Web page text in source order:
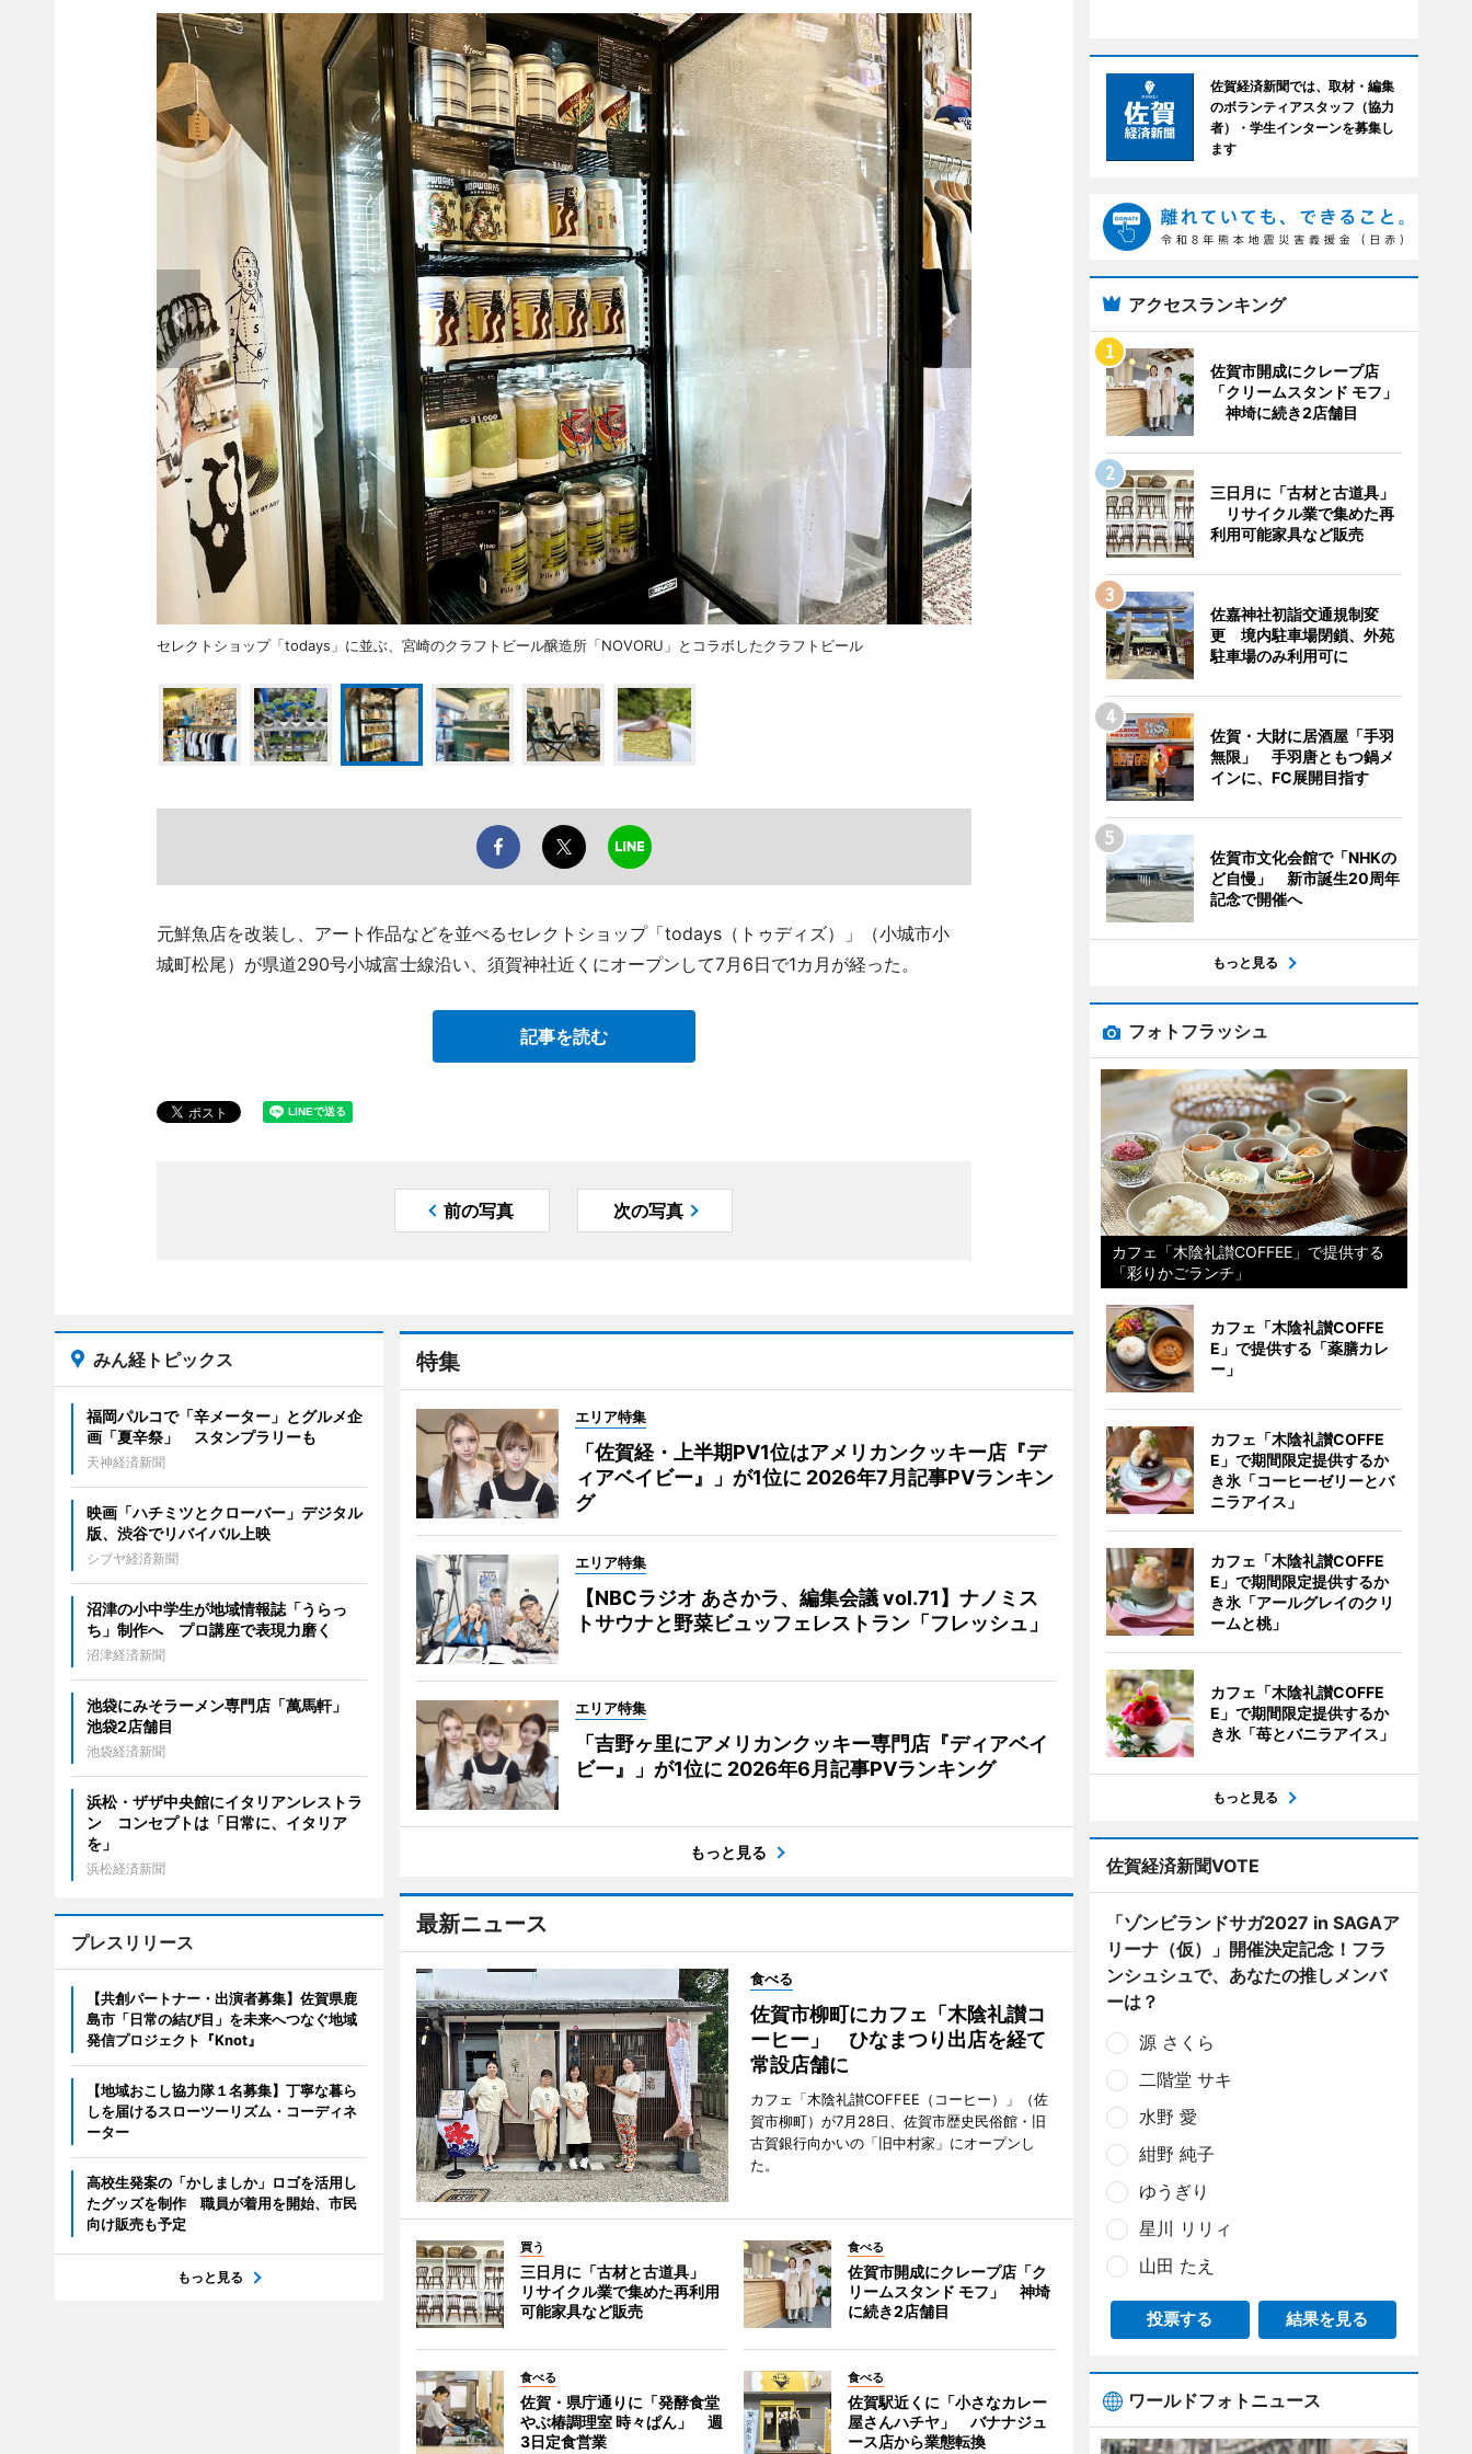
セレクトショップ「todays」に並ぶ、宮崎のクラフトビール醸造所「NOVORU」とコラボしたクラフトビール
元鮮魚店を改装し、アート作品などを並べるセレクトショップ「todays（トゥディズ）」（小城市小
城町松尾）が県道290号小城富士線沿い、須賀神社近くにオープンして7月6日で1カ月が経った。
記事を読む
前の写真 次の写真
特集
エリア特集
「佐賀経・上半期PV1位はアメリカンクッキー店『デ
ィアベイビー』」が1位に 2026年7月記事PVランキン
グ
エリア特集
【NBCラジオ あさかラ、編集会議 vol.71】ナノミス
トサウナと野菜ビュッフェレストラン「フレッシュ」
エリア特集
「吉野ヶ里にアメリカンクッキー専門店『ディアベイ
ビー』」が1位に 2026年6月記事PVランキング
もっと見る
最新ニュース
食べる
佐賀市柳町にカフェ「木陰礼讃コ
ーヒー」 ひなまつり出店を経て
常設店舗に
カフェ「木陰礼讃COFFEE（コーヒー）」（佐
賀市柳町）が7月28日、佐賀市歴史民俗館・旧
古賀銀行向かいの「旧中村家」にオープンし
た。
買う
三日月に「古材と古道具」
リサイクル業で集めた再利用
可能家具など販売
食べる
佐賀市開成にクレープ店「ク
リームスタンド モフ」 神埼
に続き2店舗目
食べる
佐賀・県庁通りに「発酵食堂
やぶ椿調理室 時々ぱん」 週
3日定食営業
食べる
佐賀駅近くに「小さなカレー
屋さんハチヤ」 バナナジュ
ース店から業態転換
みん経トピックス
福岡パルコで「辛メーター」とグルメ企
画「夏辛祭」 スタンプラリーも
天神経済新聞
映画「ハチミツとクローバー」デジタル
版、渋谷でリバイバル上映
シブヤ経済新聞
沼津の小中学生が地域情報誌「うらっ
ち」制作へ プロ講座で表現力磨く
沼津経済新聞
池袋にみそラーメン専門店「萬馬軒」
池袋2店舗目
池袋経済新聞
浜松・ザザ中央館にイタリアンレストラ
ン コンセプトは「日常に、イタリア
を」
浜松経済新聞
プレスリリース
【共創パートナー・出演者募集】佐賀県鹿
島市「日常の結び目」を未来へつなぐ地域
発信プロジェクト『Knot』
【地域おこし協力隊１名募集】丁寧な暮ら
しを届けるスローツーリズム・コーディネ
ーター
高校生発案の「かしましか」ロゴを活用し
たグッズを制作 職員が着用を開始、市民
向け販売も予定
もっと見る
佐賀経済新聞では、取材・編集
のボランティアスタッフ（協力
者）・学生インターンを募集し
ます
アクセスランキング
佐賀市開成にクレープ店
「クリームスタンド モフ」
神埼に続き2店舗目
三日月に「古材と古道具」
リサイクル業で集めた再
利用可能家具など販売
佐嘉神社初詣交通規制変
更 境内駐車場閉鎖、外苑
駐車場のみ利用可に
佐賀・大財に居酒屋「手羽
無限」 手羽唐ともつ鍋メ
インに、FC展開目指す
佐賀市文化会館で「NHKの
ど自慢」 新市誕生20周年
記念で開催へ
もっと見る
フォトフラッシュ
カフェ「木陰礼讃COFFEE」で提供する
「彩りかごランチ」
カフェ「木陰礼讃COFFE
E」で提供する「薬膳カレ
ー」
カフェ「木陰礼讃COFFE
E」で期間限定提供するか
き氷「コーヒーゼリーとバ
ニラアイス」
カフェ「木陰礼讃COFFE
E」で期間限定提供するか
き氷「アールグレイのクリ
ームと桃」
カフェ「木陰礼讃COFFE
E」で期間限定提供するか
き氷「苺とバニラアイス」
もっと見る
佐賀経済新聞VOTE
「ゾンビランドサガ2027 in SAGAア
リーナ（仮）」開催決定記念！フラ
ンシュシュで、あなたの推しメンバ
ーは？
源 さくら
二階堂 サキ
水野 愛
紺野 純子
ゆうぎり
星川 リリィ
山田 たえ
投票する 結果を見る
ワールドフォトニュース